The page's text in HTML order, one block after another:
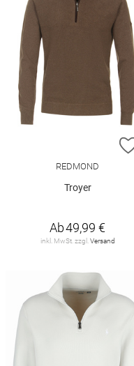
REDMOND
Troyer
Ab49,99 €
inkl. MwSt. zzgl. Versand